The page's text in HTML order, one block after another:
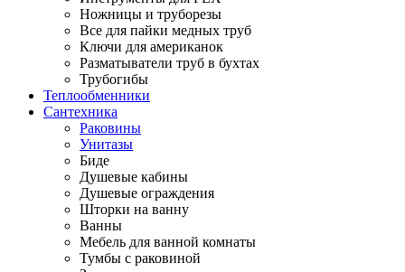
Ножницы и труборезы
Все для пайки медных труб
Ключи для американок
Разматыватели труб в бухтах
Трубогибы
Теплообменники
Сантехника
Раковины
Унитазы
Биде
Душевые кабины
Душевые ограждения
Шторки на ванну
Ванны
Мебель для ванной комнаты
Тумбы с раковиной